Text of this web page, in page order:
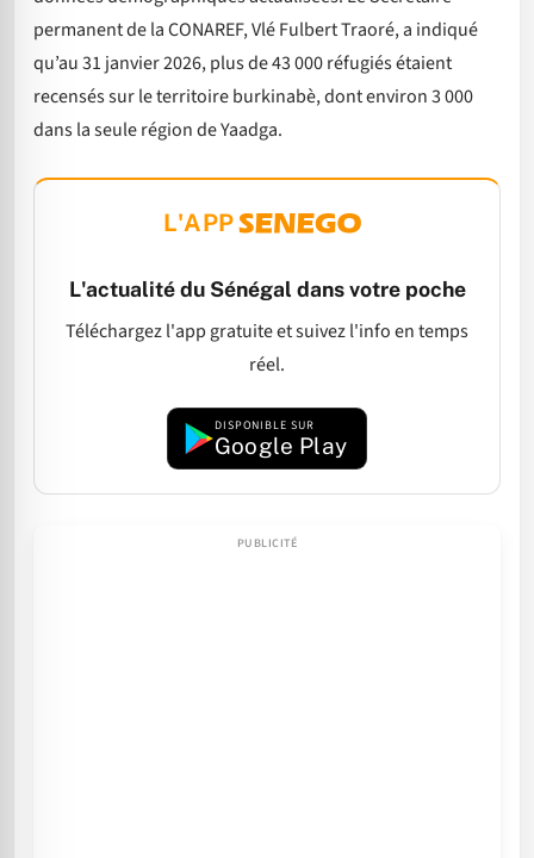
permanent de la CONAREF, Vlé Fulbert Traoré, a indiqué
qu’au 31 janvier 2026, plus de 43 000 réfugiés étaient
recensés sur le territoire burkinabè, dont environ 3 000
dans la seule région de Yaadga.
L'APP
L'actualité du Sénégal dans votre poche
Téléchargez l'app gratuite et suivez l'info en temps
réel.
DISPONIBLE SUR
Google Play